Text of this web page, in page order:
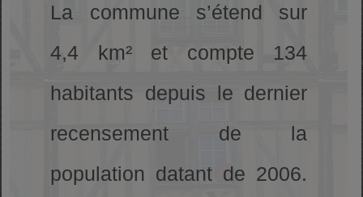
La commune s’étend sur
4,4 km² et compte 134
habitants depuis le dernier
recensement de la
population datant de 2006.